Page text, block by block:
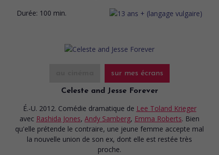
Durée: 100 min.
sur mes écrans
Celeste and Jesse Forever
É.-U. 2012. Comédie dramatique de Lee Toland Krieger
avec Rashida Jones, Andy Samberg, Emma Roberts. Bien
qu'elle prétende le contraire, une jeune femme accepte mal
la nouvelle union de son ex, dont elle est restée très
proche.